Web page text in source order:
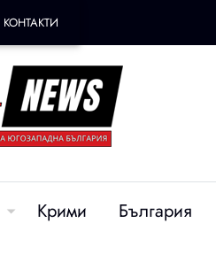
КОНТАКТИ
Крими България